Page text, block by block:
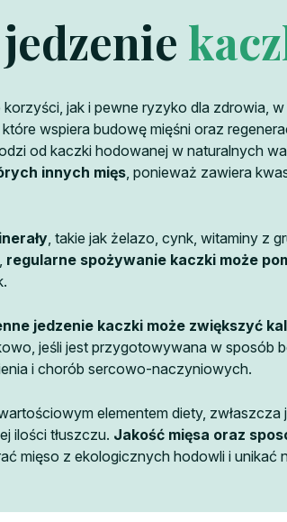
jak i pewne ryzyko dla zdrowia,
które wspiera budowę mięśni oraz
od kaczki hodowanej w naturalnych
innych mięs, ponieważ zawiera
, takie jak żelazo, cynk, witaminy z
regularne spożywanie kaczki może
jedzenie kaczki może zwiększyć
jeśli jest przygotowywana w sposób
i chorób sercowo-naczyniowych.
elementem diety,
ilości tłuszczu. Jakość mięsa oraz
mięso z ekologicznych hodowli i unikać